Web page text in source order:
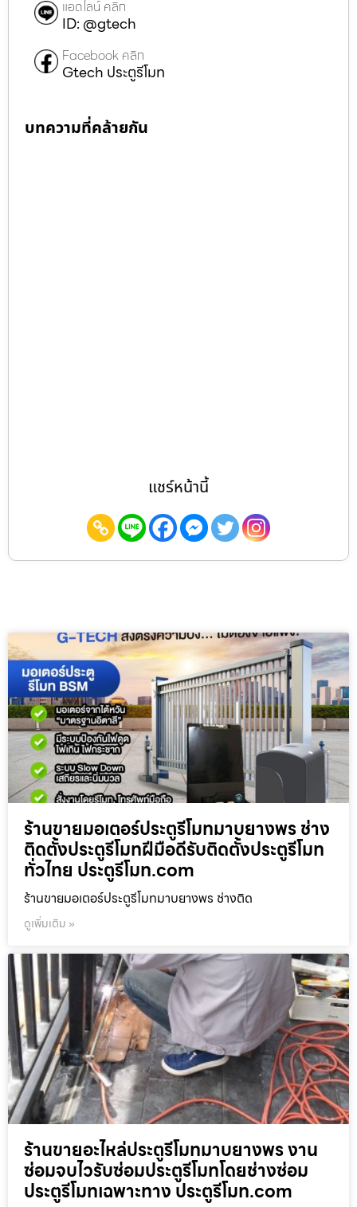
แอดไลน์ คลิก
ID: @gtech
Facebook คลิก
Gtech ประตูรีโมท
บทความที่คล้ายกัน
แชร์หน้านี้
ร้านขายมอเตอร์ประตูรีโมทมาบยางพร ช่าง
ติดตั้งประตูรีโมทฝีมือดีรับติดตั้งประตูรีโมท
ทั่วไทย ประตูรีโมท.com
ร้านขายมอเตอร์ประตูรีโมทมาบยางพร ช่างติด
ดูเพิ่มเติม »
ร้านขายอะไหล่ประตูรีโมทมาบยางพร งาน
ซ่อมจบไวรับซ่อมประตูรีโมทโดยช่างซ่อม
ประตูรีโมทเฉพาะทาง ประตูรีโมท.com